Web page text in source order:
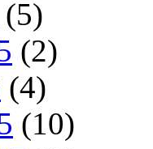
(5)
(2)
(4)
(10)